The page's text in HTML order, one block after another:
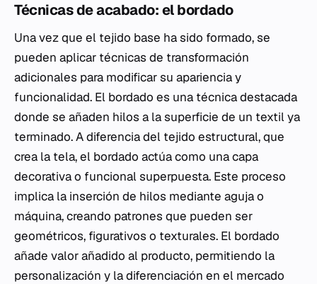
Técnicas de acabado: el bordado
Una vez que el tejido base ha sido formado, se
pueden aplicar técnicas de transformación
adicionales para modificar su apariencia y
funcionalidad. El bordado es una técnica destacada
donde se añaden hilos a la superficie de un textil ya
terminado. A diferencia del tejido estructural, que
crea la tela, el bordado actúa como una capa
decorativa o funcional superpuesta. Este proceso
implica la inserción de hilos mediante aguja o
máquina, creando patrones que pueden ser
geométricos, figurativos o texturales. El bordado
añade valor añadido al producto, permitiendo la
personalización y la diferenciación en el mercado